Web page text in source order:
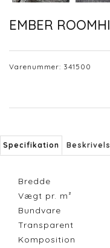
EMBER
Varenummer: 341500
Specifikation
Bredde
Vægt pr. m²
Bundvare
Transparent
Komposition